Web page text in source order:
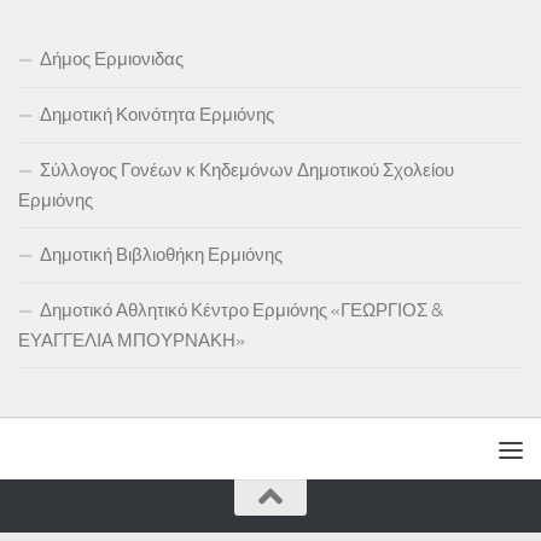
Δήμος Ερμιονιδας
Δημοτική Κοινότητα Ερμιόνης
Σύλλογος Γονέων κ Κηδεμόνων Δημοτικού Σχολείου
Ερμιόνης
Δημοτική Βιβλιοθήκη Ερμιόνης
Δημοτικό Αθλητικό Κέντρο Ερμιόνης «ΓΕΩΡΓΙΟΣ &
ΕΥΑΓΓΕΛΙΑ ΜΠΟΥΡΝΑΚΗ»